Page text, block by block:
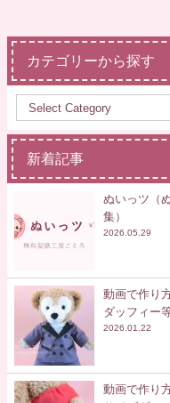
カテゴリーから探す
新着記事
ぬいっツ（
集）
2026.05.29
動画で作り
ダッフィー
2026.01.22
動画で作り